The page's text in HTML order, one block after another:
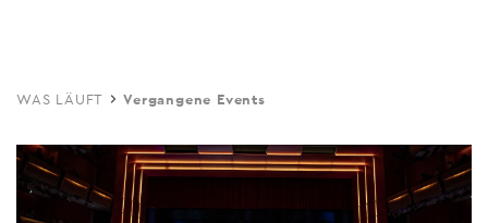
main
WAS LÄUFT Vergangene Events